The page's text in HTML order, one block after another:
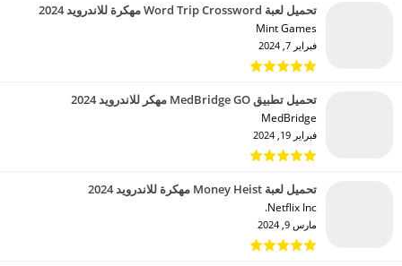
تحميل لعبة Word Trip Crossword مهكرة للاندرويد 2024
Mint Games‏
فبراير 7, 2024
تحميل تطبيق MedBridge GO مهكر للاندرويد 2024
MedBridge‏
فبراير 19, 2024
تحميل لعبة Money Heist مهكرة للاندرويد 2024
Netflix Inc.‏
مارس 9, 2024